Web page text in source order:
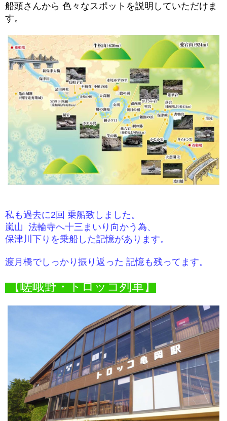
船頭さんから 色々なスポットを説明していただけま
す。
私も過去に2回 乗船致しました。
嵐山 法輪寺へ十三まいり向かう為、
保津川下りを乗船した記憶があります。
渡月橋でしっかり振り返った 記憶も残ってます。
【嵯峨野・トロッコ列車】